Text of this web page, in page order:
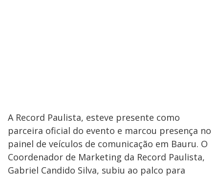
A Record Paulista, esteve presente como
parceira oficial do evento e marcou presença no
painel de veículos de comunicação em Bauru. O
Coordenador de Marketing da Record Paulista,
Gabriel Candido Silva, subiu ao palco para